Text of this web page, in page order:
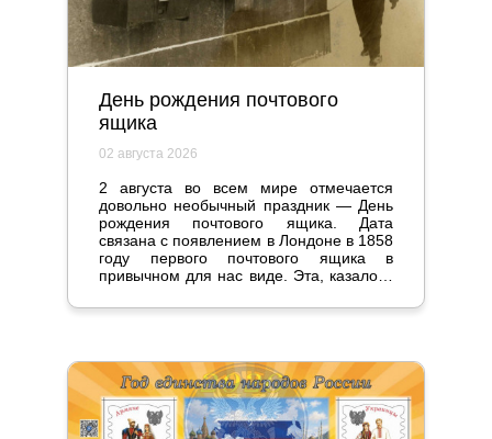
День рождения почтового
ящика
02 августа 2026
2 августа во всем мире отмечается
довольно необычный праздник — День
рождения почтового ящика. Дата
связана с появлением в Лондоне в 1858
году первого почтового ящика в
привычном для нас виде. Эта, казалось
и серьезно повлияла на жизнь